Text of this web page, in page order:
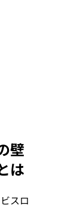
壁
は
スロ